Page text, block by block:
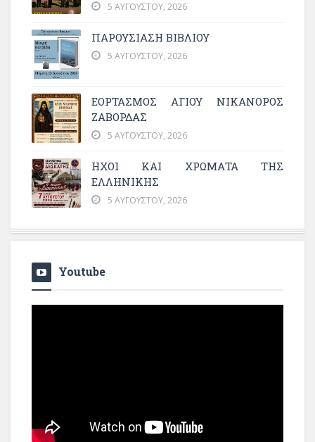
5 ΑΥΓΟΎΣΤΟΥ, 2026
ΠΑΡΟΥΣΙΑΣΗ ΒΙΒΛΙΟΥ
5 ΑΥΓΟΎΣΤΟΥ, 2026
ΕΟΡΤΑΣΜΟΣ ΑΓΙΟΥ ΝΙΚΑΝΟΡΟΣ
ΖΑΒΟΡΔΑΣ
5 ΑΥΓΟΎΣΤΟΥ, 2026
ΗΧΟΙ ΚΑΙ ΧΡΩΜΑΤΑ ΤΗΣ
ΕΛΛΗΝΙΚΗΣ
5 ΑΥΓΟΎΣΤΟΥ, 2026
Youtube